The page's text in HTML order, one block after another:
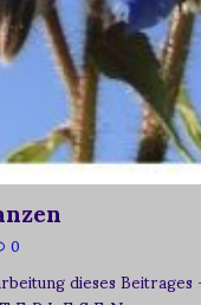
0
dieses